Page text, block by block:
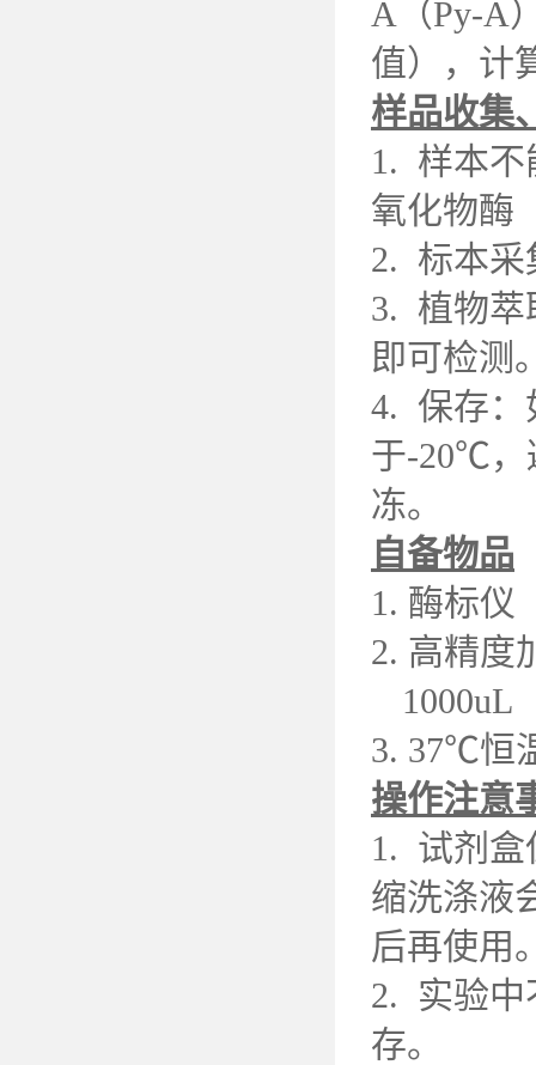
A（Py-A
值），计
样品收集
1. 样本不
氧化物酶
2. 标本采
3. 植物萃
即可检测
4. 保存：
于-20℃，
冻。
自备物品
1. 酶标仪
2. 高精度
1000uL
3. 37℃恒
操作注意
1. 试剂盒
缩洗涤液
后再使用
2. 实验中
存。